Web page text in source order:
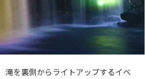
滝を裏側からライトアップするイベ